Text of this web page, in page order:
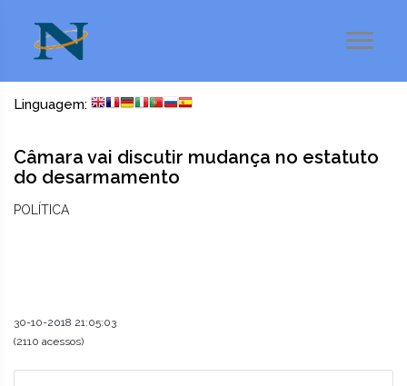
Linguagem:
Câmara vai discutir mudança no estatuto
do desarmamento
POLÍTICA
30-10-2018 21:05:03
(2110 acessos)